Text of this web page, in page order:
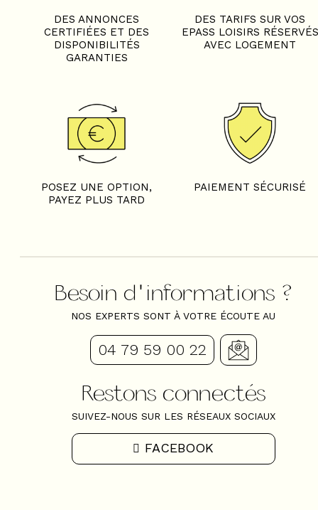
DES ANNONCES
CERTIFIÉES ET DES
DISPONIBILITÉS
GARANTIES
DES TARIFS SUR VOS
EPASS LOISIRS RÉSERVÉS
AVEC LOGEMENT
POSEZ UNE OPTION,
PAYEZ PLUS TARD
PAIEMENT SÉCURISÉ
Besoin d'informations ?
NOS EXPERTS SONT À VOTRE ÉCOUTE AU
04 79 59 00 22
Restons connectés
SUIVEZ-NOUS SUR LES RÉSEAUX SOCIAUX
FACEBOOK